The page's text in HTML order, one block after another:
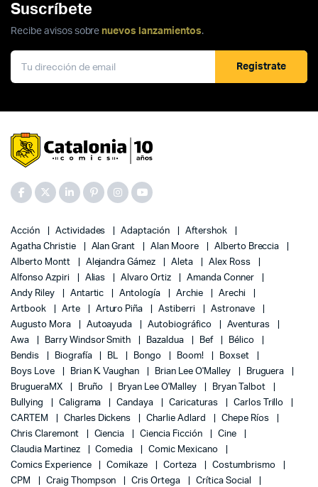
Suscríbete
Recibe avisos sobre nuevos lanzamientos.
Registrate
Acción Actividades Adaptación
Aftershok
Agatha Christie
Alan Grant Alan Moore
Alberto Breccia
Alberto Montt
Alejandra Gámez Aleta
Alex Ross
Alfonso Azpiri
Alias Alvaro Ortiz
Amanda Conner
Andy Riley
Antartic Antología Archie
Arechi
Artbook
Arte Arturo Piña Astiberri
Astronave
Augusto Mora
Autoayuda Autobiográfico
Aventuras
Awa
Barry Windsor Smith Bazaldua Bef
Bélico
Bendis
Biografía BL Bongo Boom!
Boxset
Boys Love
Brian K. Vaughan Brian Lee O'Malley
Bruguera
BrugueraMX
Bruño Bryan Lee O'Malley
Bryan Talbot
Bullying
Caligrama Candaya Caricaturas
Carlos Trillo
CARTEM
Charles Dickens Charlie Adlard
Chepe Ríos
Chris Claremont
Ciencia Ciencia Ficción
Cine
Claudia Martinez
Comedia
Comic Mexicano
Comics Experience
Comikaze Corteza
Costumbrismo
CPM
Craig Thompson Cris Ortega
Crítica Social